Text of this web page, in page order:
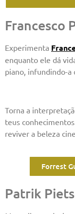
Francesco
Experimenta
enquanto ele dá
piano, infundindo-a
Torna a
teus
reviver a beleza
Forrest
Patrik